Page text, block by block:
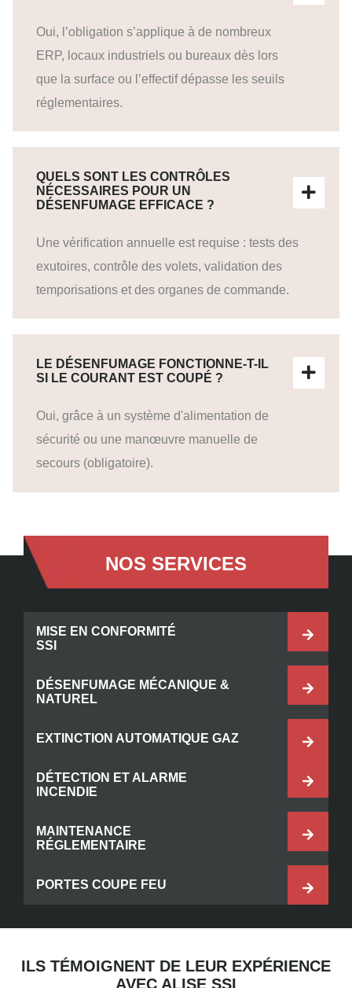
Oui, l’obligation s’applique à de nombreux
ERP, locaux industriels ou bureaux dès lors
que la surface ou l’effectif dépasse les seuils
réglementaires.
QUELS SONT LES CONTRÔLES
NÉCESSAIRES POUR UN
DÉSENFUMAGE EFFICACE ?
Une vérification annuelle est requise : tests des
exutoires, contrôle des volets, validation des
temporisations et des organes de commande.
LE DÉSENFUMAGE FONCTIONNE-T-IL
SI LE COURANT EST COUPÉ ?
Oui, grâce à un système d'alimentation de
sécurité ou une manœuvre manuelle de
secours (obligatoire).
NOS SERVICES
MISE EN CONFORMITÉ
SSI
DÉSENFUMAGE MÉCANIQUE &
NATUREL
EXTINCTION AUTOMATIQUE GAZ
DÉTECTION ET ALARME
INCENDIE
MAINTENANCE
RÉGLEMENTAIRE
PORTES COUPE FEU
ILS TÉMOIGNENT DE LEUR EXPÉRIENCE
AVEC ALISE SSI